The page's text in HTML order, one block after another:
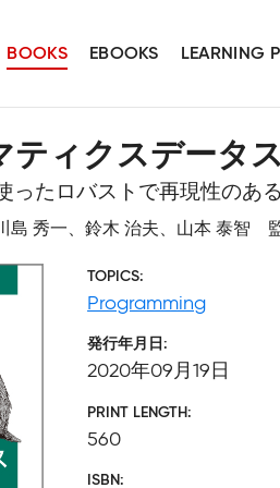
BOOKS EBOOKS LEARNING
ティクスデータ
たロバストで再現性のあ
秀一、鈴木 治夫、山本 泰智
TOPICS
Programming
発行年月日
2020年09月19日
PRINT LENGTH
560
ISBN